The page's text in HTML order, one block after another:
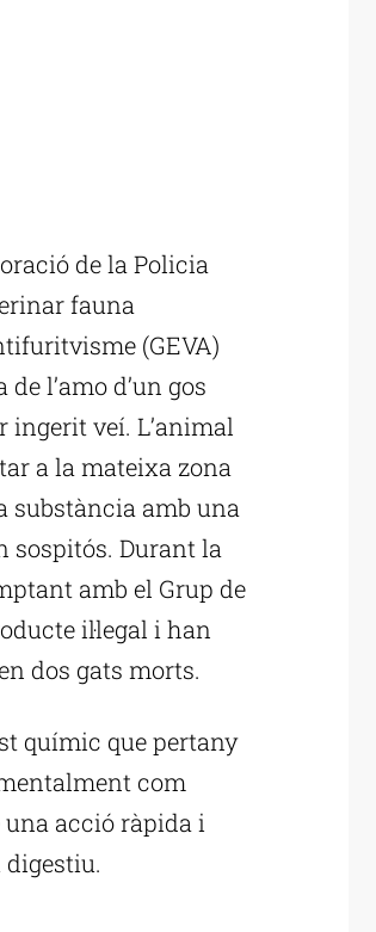
de la Policia
fauna
(GEVA)
l’amo d’un gos
ingerit veí. L’animal
a la mateixa zona
substància amb una
sospitós. Durant la
amb el Grup de
il·legal i han
dos gats morts.
químic que pertany
com
una acció ràpida i